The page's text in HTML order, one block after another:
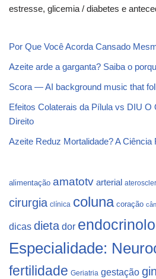
estresse, glicemia / diabetes e
Por Que Você Acorda Cansado
Azeite arde a garganta? Saiba o
Scora — AI background music that
Efeitos Colaterais da Pílula vs DIU O
Direito
Azeite Reduz Mortalidade? A Ciência
alimentação amatotv arterial
cirurgia clínica coluna coração
dicas dieta dor
Especialidade:
fertilidade Geriatria gestação